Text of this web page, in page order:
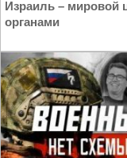
Израиль – мировой
органами